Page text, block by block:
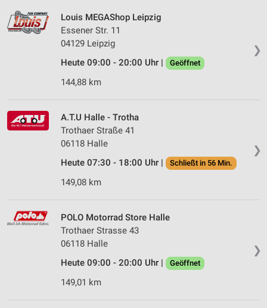
❯
Louis MEGAShop Leipzig
Essener Str. 11
04129 Leipzig
Heute 09:00 - 20:00 Uhr |
Geöffnet
144,88 km
❯
A.T.U Halle - Trotha
Trothaer Straße 41
06118 Halle
Heute 07:30 - 18:00 Uhr |
Schließt in 56 Min.
149,08 km
❯
POLO Motorrad Store Halle
Trothaer Strasse 43
06118 Halle
Heute 09:00 - 20:00 Uhr |
Geöffnet
149,01 km
auf einem Endgerät
Verwendung reduzierter Daten zur Auswahl von
Erstellung von Profilen für personalisierte
Verwendung von Profilen zur Auswahl
personalisierter Werbung
Erstellung von Profilen zur Personalisierung
Verwendung von Profilen zur Auswahl
personalisierter Inhalte
Messung der Werbeleistung
Messung der Performance von Inhalten
Analyse von Zielgruppen durch Statistiken oder
Kombinationen von Daten aus verschiedenen